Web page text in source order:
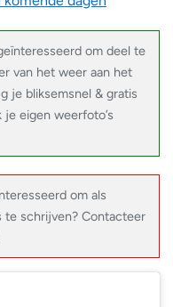
om deel te
van het weer aan het
je bliksemsnel & gratis
eigen weerfoto’s
om als
te schrijven? Contacteer